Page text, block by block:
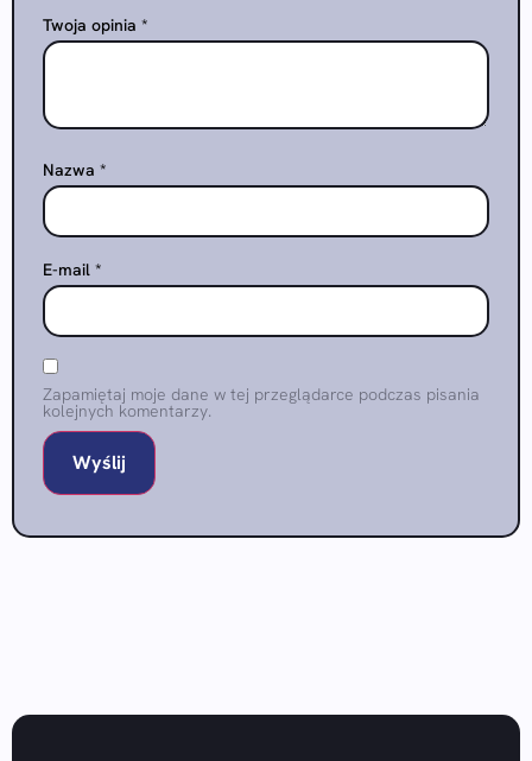
Twoja opinia *
Nazwa *
E-mail *
Zapamiętaj moje dane w tej przeglądarce podczas pisania
kolejnych komentarzy.